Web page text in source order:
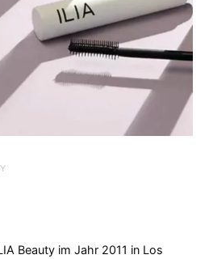
Beauty im Jahr 2011 in Los